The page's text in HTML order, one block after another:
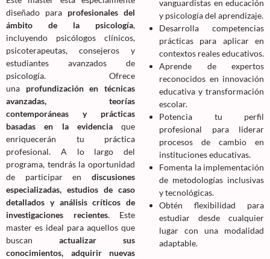
diseñado para profesionales del
ámbito de la psicología,
incluyendo psicólogos clínicos,
psicoterapeutas, consejeros y
estudiantes avanzados de
psicología. Ofrece
una profundización en técnicas
avanzadas, teorías
contemporáneas y prácticas
basadas en la evidenciaque
enriquecerán tu práctica
profesional. A lo largo del
programa, tendrás la oportunidad
de participar en discusiones
especializadas, estudios de caso
detallados y análisis críticos de
investigaciones recientes. Este
master es ideal para aquellos que
buscan actualizar sus
conocimientos, adquirir nuevas
vanguardistas en educación
y psicología del aprendizaje.
Desarrolla competencias
prácticas para aplicar en
contextos reales educativos.
Aprende de expertos
reconocidos en innovación
educativa y transformación
escolar.
Potencia tu perfil
profesional para liderar
procesos de cambio en
instituciones educativas.
Fomenta la implementación
de metodologías inclusivas
y tecnológicas.
Obtén flexibilidad para
estudiar desde cualquier
lugar con una modalidad
adaptable.